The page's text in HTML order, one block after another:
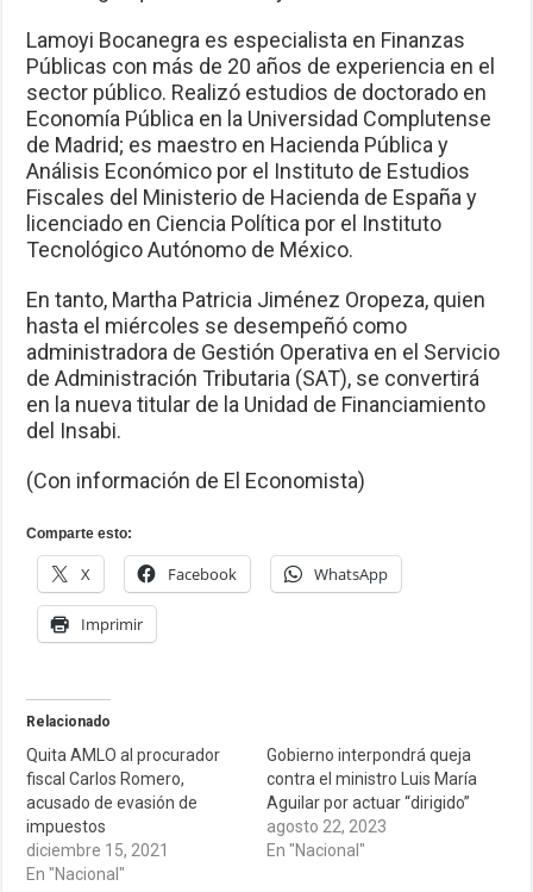
Lamoyi Bocanegra es especialista en Finanzas
Públicas con más de 20 años de experiencia en el
sector público. Realizó estudios de doctorado en
Economía Pública en la Universidad Complutense
de Madrid; es maestro en Hacienda Pública y
Análisis Económico por el Instituto de Estudios
Fiscales del Ministerio de Hacienda de España y
licenciado en Ciencia Política por el Instituto
Tecnológico Autónomo de México.
En tanto, Martha Patricia Jiménez Oropeza, quien
hasta el miércoles se desempeñó como
administradora de Gestión Operativa en el Servicio
de Administración Tributaria (SAT), se convertirá
en la nueva titular de la Unidad de Financiamiento
del Insabi.
(Con información de El Economista)
Comparte esto:
X Facebook WhatsApp
Imprimir
Relacionado
Quita AMLO al procurador
fiscal Carlos Romero,
acusado de evasión de
impuestos
diciembre 15, 2021
En "Nacional"
Gobierno interpondrá queja
contra el ministro Luis María
Aguilar por actuar “dirigido”
agosto 22, 2023
En "Nacional"